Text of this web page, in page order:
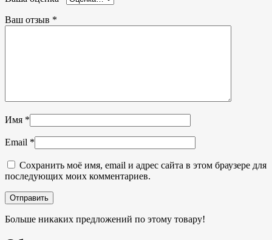
Ваш отзыв *
Имя *
Email *
Сохранить моё имя, email и адрес сайта в этом браузере для
последующих моих комментариев.
Больше никаких предложений по этому товару!